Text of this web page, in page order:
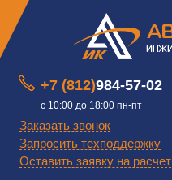
+7 (812)984-57-02
с 10:00 до 18:00 пн-пт
Заказать звонок
Запросить техподдержку
Оставить заявку на расчет